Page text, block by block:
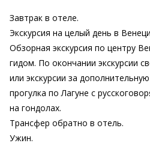
Завтрак в отеле.
Экскурсия на целый день в
Обзорная экскурсия по центру
гидом. По окончании экскурсии
или экскурсии за
прогулка по Лагуне с
на гондолах.
Трансфер обратно в отель.
Ужин.